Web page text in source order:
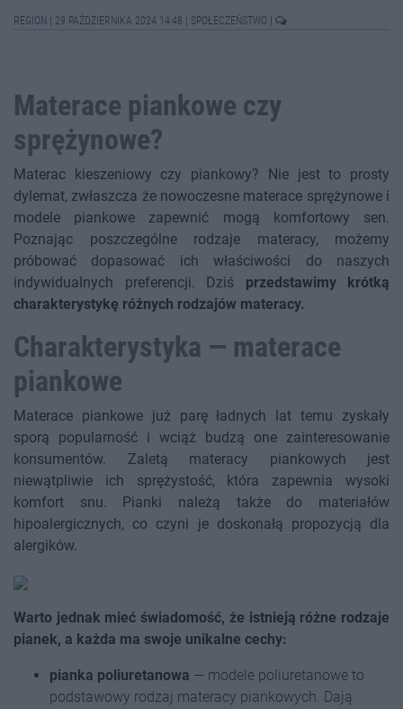
REGION 29 PAŹDZIERNIKA 2024 14:48 SPOŁECZEŃSTWO
Materace piankowe czy
sprężynowe?
Materac kieszeniowy czy piankowy? Nie jest to prosty
dylemat, zwłaszcza że nowoczesne materace sprężynowe i
modele piankowe zapewnić mogą komfortowy sen.
Poznając poszczególne rodzaje materacy, możemy
próbować dopasować ich właściwości do naszych
indywidualnych preferencji. Dziś przedstawimy krótką
charakterystykę różnych rodzajów materacy.
Charakterystyka — materace
piankowe
Materace piankowe już parę ładnych lat temu zyskały
sporą popularność i wciąż budzą one zainteresowanie
konsumentów. Zaletą materacy piankowych jest
niewątpliwie ich sprężystość, która zapewnia wysoki
komfort snu. Pianki należą także do materiałów
hipoalergicznych, co czyni je doskonałą propozycją dla
alergików.
Warto jednak mieć świadomość, że istnieją różne rodzaje
pianek, a każda ma swoje unikalne cechy:
pianka poliuretanowa — modele poliuretanowe to
podstawowy rodzaj materacy piankowych. Dają